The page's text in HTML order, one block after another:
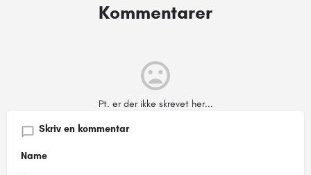
Kommentarer
Pt. er der ikke skrevet her...
Skriv en kommentar
Name